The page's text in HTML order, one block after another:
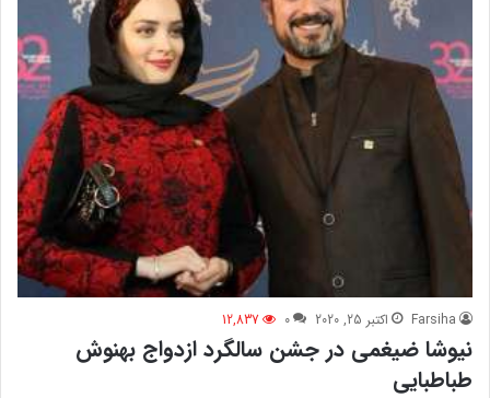
Farsiha اکتبر 25, 2020 0
12,837
نیوشا ضیغمی در جشن سالگرد ازدواج بهنوش
طباطبایی